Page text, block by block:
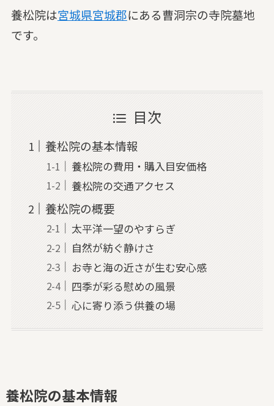
養松院は宮城県宮城郡にある曹洞宗の寺院墓地
です。
目次
養松院の基本情報
養松院の費用・購入目安価格
養松院の交通アクセス
養松院の概要
太平洋一望のやすらぎ
自然が紡ぐ静けさ
お寺と海の近さが生む安心感
四季が彩る慰めの風景
心に寄り添う供養の場
養松院の基本情報